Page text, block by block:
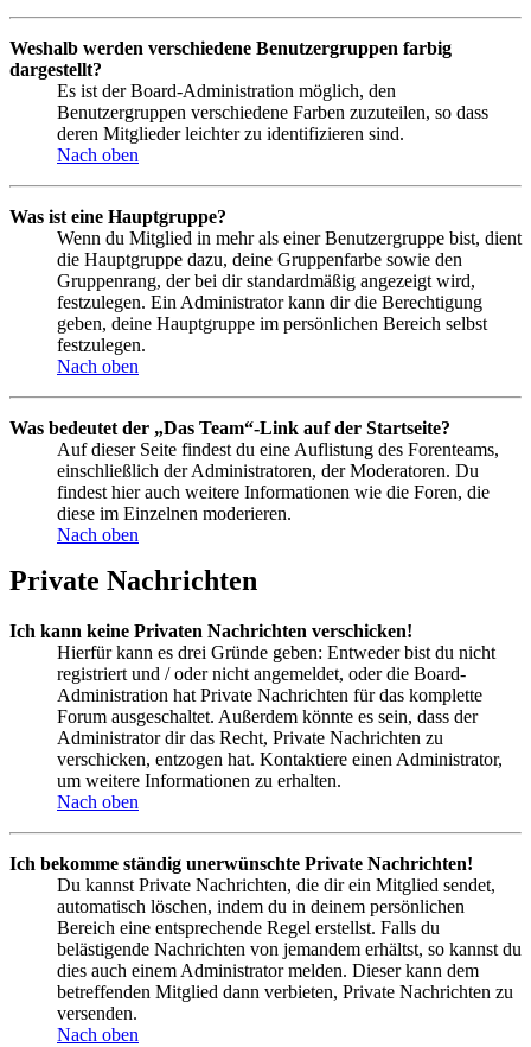
Weshalb werden verschiedene Benutzergruppen farbig
dargestellt?
Es ist der Board-Administration möglich, den
Benutzergruppen verschiedene Farben zuzuteilen, so dass
deren Mitglieder leichter zu identifizieren sind.
Nach oben
Was ist eine Hauptgruppe?
Wenn du Mitglied in mehr als einer Benutzergruppe bist, dient
die Hauptgruppe dazu, deine Gruppenfarbe sowie den
Gruppenrang, der bei dir standardmäßig angezeigt wird,
festzulegen. Ein Administrator kann dir die Berechtigung
geben, deine Hauptgruppe im persönlichen Bereich selbst
festzulegen.
Nach oben
Was bedeutet der „Das Team“-Link auf der Startseite?
Auf dieser Seite findest du eine Auflistung des Forenteams,
einschließlich der Administratoren, der Moderatoren. Du
findest hier auch weitere Informationen wie die Foren, die
diese im Einzelnen moderieren.
Nach oben
Private Nachrichten
Ich kann keine Privaten Nachrichten verschicken!
Hierfür kann es drei Gründe geben: Entweder bist du nicht
registriert und / oder nicht angemeldet, oder die Board-
Administration hat Private Nachrichten für das komplette
Forum ausgeschaltet. Außerdem könnte es sein, dass der
Administrator dir das Recht, Private Nachrichten zu
verschicken, entzogen hat. Kontaktiere einen Administrator,
um weitere Informationen zu erhalten.
Nach oben
Ich bekomme ständig unerwünschte Private Nachrichten!
Du kannst Private Nachrichten, die dir ein Mitglied sendet,
automatisch löschen, indem du in deinem persönlichen
Bereich eine entsprechende Regel erstellst. Falls du
belästigende Nachrichten von jemandem erhältst, so kannst du
dies auch einem Administrator melden. Dieser kann dem
betreffenden Mitglied dann verbieten, Private Nachrichten zu
versenden.
Nach oben